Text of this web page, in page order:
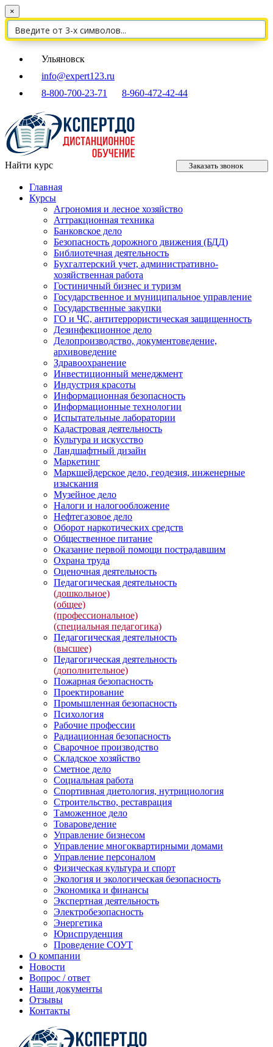
×
Ульяновск
info@expert123.ru
8-800-700-23-71
8-960-472-42-44
Найти курс Заказать звонок
Главная
Курсы
Агрономия и лесное хозяйство
Аттракционная техника
Банковское дело
Безопасность дорожного движения (БДД)
Библиотечная деятельность
Бухгалтерский учет, административно-
хозяйственная работа
Гостиничный бизнес и туризм
Государственное и муниципальное управление
Государственные закупки
ГО и ЧС, антитеррористическая защищенность
Дезинфекционное дело
Делопроизводство, документоведение,
архивоведение
Здравоохранение
Инвестиционный менеджмент
Индустрия красоты
Информационная безопасность
Информационные технологии
Испытательные лаборатории
Кадастровая деятельность
Культура и искусство
Ландшафтный дизайн
Маркетинг
Маркшейдерское дело, геодезия, инженерные
изыскания
Музейное дело
Налоги и налогообложение
Нефтегазовое дело
Оборот наркотических средств
Общественное питание
Оказание первой помощи пострадавшим
Охрана труда
Оценочная деятельность
Педагогическая деятельность
(дошкольное)
(общее)
(профессиональное)
(специальная педагогика)
Педагогическая деятельность
(высшее)
Педагогическая деятельность
(дополнительное)
Пожарная безопасность
Проектирование
Промышленная безопасность
Психология
Рабочие профессии
Радиационная безопасность
Сварочное производство
Складское хозяйство
Сметное дело
Социальная работа
Спортивная диетология, нутрициология
Строительство, реставрация
Таможенное дело
Товароведение
Управление бизнесом
Управление многоквартирными домами
Управление персоналом
Физическая культура и спорт
Экология и экологическая безопасность
Экономика и финансы
Экспертная деятельность
Электробезопасность
Энергетика
Юриспруденция
Проведение СОУТ
О компании
Новости
Вопрос / ответ
Наши документы
Отзывы
Контакты